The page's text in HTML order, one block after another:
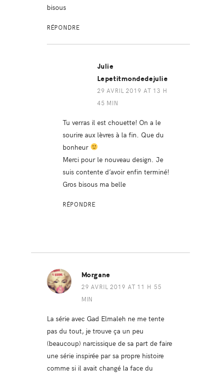
bisous
RÉPONDRE
Julie
Lepetitmondedejulie
29 AVRIL 2019 AT 13 H
45 MIN
Tu verras il est chouette! On a le
sourire aux lèvres à la fin. Que du
bonheur
Merci pour le nouveau design. Je
suis contente d’avoir enfin terminé!
Gros bisous ma belle
RÉPONDRE
Morgane
29 AVRIL 2019 AT 11 H 55
MIN
La série avec Gad Elmaleh ne me tente
pas du tout, je trouve ça un peu
(beaucoup) narcissique de sa part de faire
une série inspirée par sa propre histoire
comme si il avait changé la face du